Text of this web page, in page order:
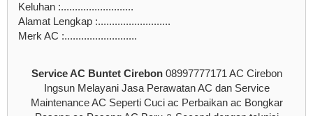
Keluhan :..........................
Alamat Lengkap :..........................
Merk AC :..........................
Service AC Buntet Cirebon 08997777171 AC Cirebon
Ingsun Melayani Jasa Perawatan AC dan Service
Maintenance AC Seperti Cuci ac Perbaikan ac Bongkar